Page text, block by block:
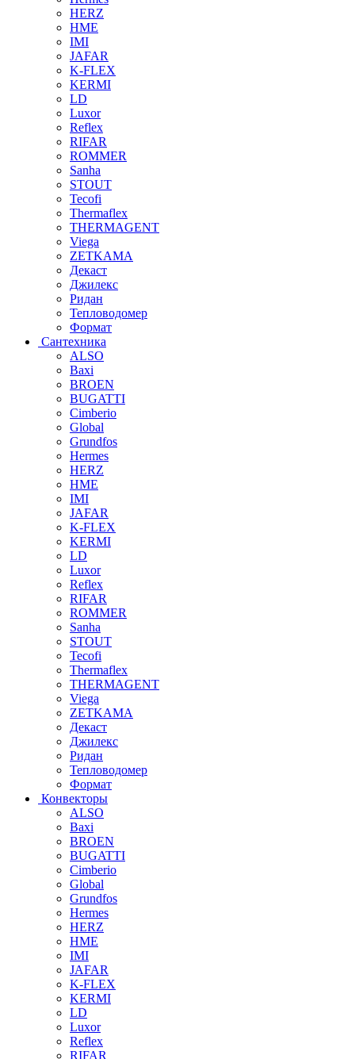
HERZ
HME
IMI
JAFAR
K-FLEX
KERMI
LD
Luxor
Reflex
RIFAR
ROMMER
Sanha
STOUT
Tecofi
Thermaflex
THERMAGENT
Viega
ZETKAMA
Декаст
Джилекс
Ридан
Тепловодомер
Формат
Сантехника
ALSO
Baxi
BROEN
BUGATTI
Cimberio
Global
Grundfos
Hermes
HERZ
HME
IMI
JAFAR
K-FLEX
KERMI
LD
Luxor
Reflex
RIFAR
ROMMER
Sanha
STOUT
Tecofi
Thermaflex
THERMAGENT
Viega
ZETKAMA
Декаст
Джилекс
Ридан
Тепловодомер
Формат
Конвекторы
ALSO
Baxi
BROEN
BUGATTI
Cimberio
Global
Grundfos
Hermes
HERZ
HME
IMI
JAFAR
K-FLEX
KERMI
LD
Luxor
Reflex
RIFAR